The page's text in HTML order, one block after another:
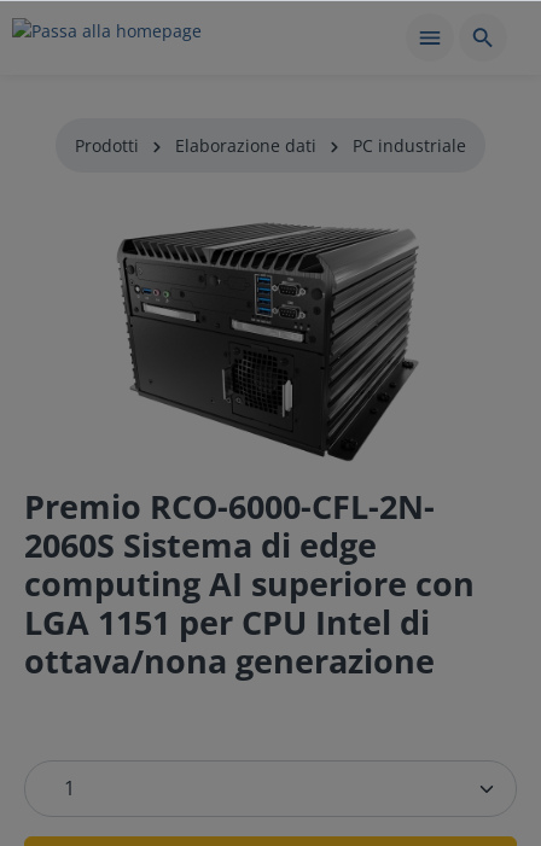
Prodotti Elaborazione dati PC industriale
Premio RCO-6000-CFL-2N-
2060S Sistema di edge
computing AI superiore con
LGA 1151 per CPU Intel di
ottava/nona generazione